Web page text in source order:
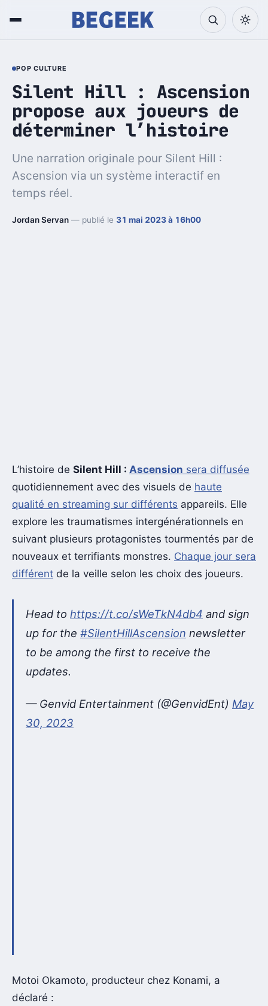
POP CULTURE
Silent Hill : Ascension
propose aux joueurs de
déterminer l’histoire
Une narration originale pour Silent Hill :
Ascension via un système interactif en
temps réel.
Jordan Servan — publié le 31 mai 2023 à 16h00
L’histoire de Silent Hill : Ascension sera diffusée
quotidiennement avec des visuels de haute
qualité en streaming sur différents appareils. Elle
explore les traumatismes intergénérationnels en
suivant plusieurs protagonistes tourmentés par de
nouveaux et terrifiants monstres. Chaque jour sera
différent de la veille selon les choix des joueurs.
Head to https://t.co/sWeTkN4db4 and sign
up for the #SilentHillAscension newsletter
to be among the first to receive the
updates.
— Genvid Entertainment (@GenvidEnt) May
30, 2023
Motoi Okamoto, producteur chez Konami, a
déclaré :